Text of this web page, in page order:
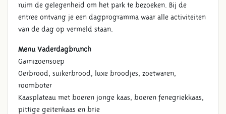
ruim de gelegenheid om het park te bezoeken. Bij de
entree ontvang je een dagprogramma waar alle activiteiten
van de dag op vermeld staan.
Menu Vaderdagbrunch
Garnizoensoep
Oerbrood, suikerbrood, luxe broodjes, zoetwaren,
roomboter
Kaasplateau met boeren jonge kaas, boeren fenegriekkaas,
pittige geitenkaas en brie